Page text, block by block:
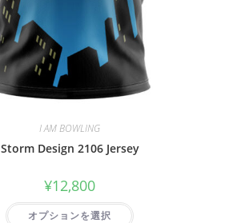
I AM BOWLING
Storm Design 2106 Jersey
¥12,800
オプションを選択